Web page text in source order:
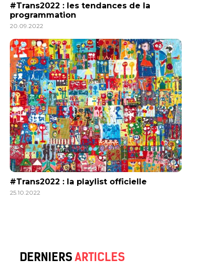
#Trans2022 : les tendances de la
programmation
20.09.2022
#Trans2022 : la playlist officielle
25.10.2022
DERNIERSARTICLES